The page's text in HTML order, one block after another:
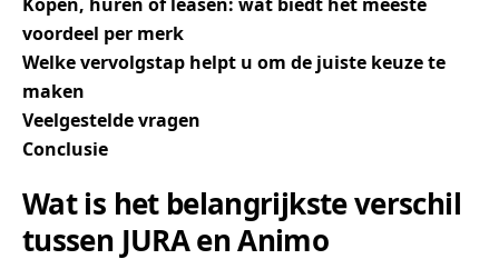
voordeel per merk
Welke vervolgstap helpt u om de juiste keuze te
maken
Veelgestelde vragen
Conclusie
Wat is het belangrijkste verschil
tussen JURA en Animo